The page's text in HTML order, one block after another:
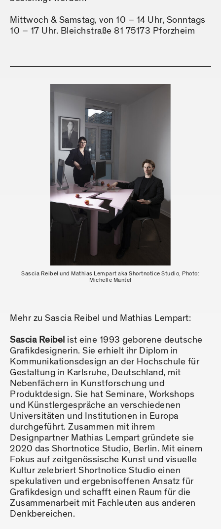
Mittwoch & Samstag, von 10 – 14 Uhr, Sonntags
10 – 17 Uhr. Bleichstraße 81 75173 Pforzheim
Sascia Reibel und Mathias Lempart aka Shortnotice Studio, Photo:
Michelle Mantel
Mehr zu Sascia Reibel und Mathias Lempart:
Sascia Reibel ist eine 1993 geborene deutsche
Grafikdesignerin. Sie erhielt ihr Diplom in
Kommunikationsdesign an der Hochschule für
Gestaltung in Karlsruhe, Deutschland, mit
Nebenfächern in Kunstforschung und
Produktdesign. Sie hat Seminare, Workshops
und Künstlergespräche an verschiedenen
Universitäten und Institutionen in Europa
durchgeführt. Zusammen mit ihrem
Designpartner Mathias Lempart gründete sie
2020 das Shortnotice Studio, Berlin. Mit einem
Fokus auf zeitgenössische Kunst und visuelle
Kultur zelebriert Shortnotice Studio einen
spekulativen und ergebnisoffenen Ansatz für
Grafikdesign und schafft einen Raum für die
Zusammenarbeit mit Fachleuten aus anderen
Denkbereichen.